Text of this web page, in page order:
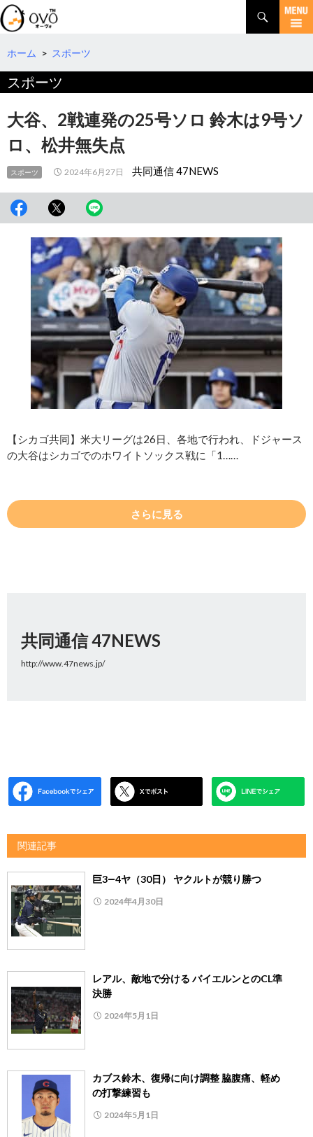
検
索
コ
テ
へ
動
ホーム > スポーツ
スポーツ
大谷、2戦連発の25号ソロ 鈴木は9号ソ
ロ、松井無失点
スポーツ 2024年6月27日 共同通信 47NEWS
【シカゴ共同】米大リーグは26日、各地で行われ、ドジャース
の大谷はシカゴでのホワイトソックス戦に「1……
さらに見る
共同通信 47NEWS
http://www.47news.jp/
関連記事
巨3―4ヤ（30日） ヤクルトが競り勝つ
2024年4月30日
レアル、敵地で分ける バイエルンとのCL準
決勝
2024年5月1日
カブス鈴木、復帰に向け調整 脇腹痛、軽め
の打撃練習も
2024年5月1日